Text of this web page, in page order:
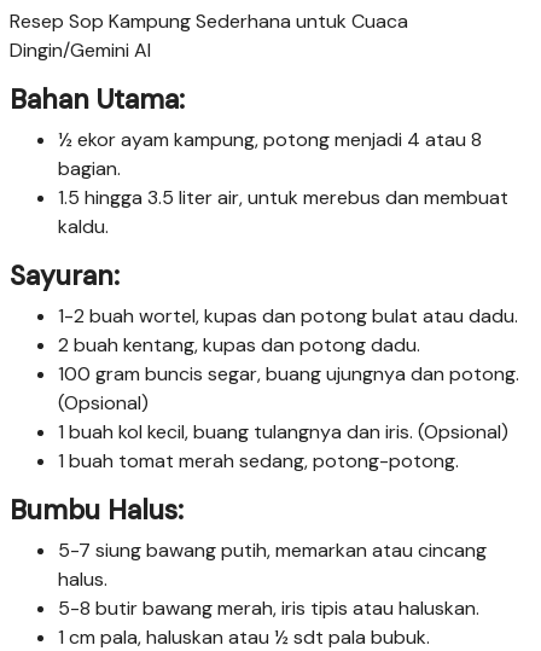
Resep Sop Kampung Sederhana untuk Cuaca
Dingin/Gemini AI
Bahan Utama:
½ ekor ayam kampung, potong menjadi 4 atau 8
bagian.
1.5 hingga 3.5 liter air, untuk merebus dan membuat
kaldu.
Sayuran:
1-2 buah wortel, kupas dan potong bulat atau dadu.
2 buah kentang, kupas dan potong dadu.
100 gram buncis segar, buang ujungnya dan potong.
(Opsional)
1 buah kol kecil, buang tulangnya dan iris. (Opsional)
1 buah tomat merah sedang, potong-potong.
Bumbu Halus:
5-7 siung bawang putih, memarkan atau cincang
halus.
5-8 butir bawang merah, iris tipis atau haluskan.
1 cm pala, haluskan atau ½ sdt pala bubuk.